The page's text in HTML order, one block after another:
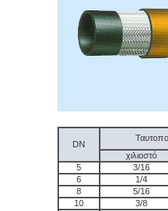
DN
χιλιοστό
5
3/16
6
1/4
8
5/16
10
3/8